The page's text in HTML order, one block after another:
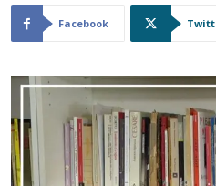
Facebook